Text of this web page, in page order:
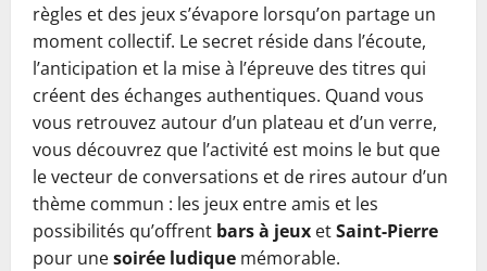
règles et des jeux s’évapore lorsqu’on partage un
moment collectif. Le secret réside dans l’écoute,
l’anticipation et la mise à l’épreuve des titres qui
créent des échanges authentiques. Quand vous
vous retrouvez autour d’un plateau et d’un verre,
vous découvrez que l’activité est moins le but que
le vecteur de conversations et de rires autour d’un
thème commun : les jeux entre amis et les
possibilités qu’offrent bars à jeux etSaint-Pierre
pour unesoirée ludique mémorable.